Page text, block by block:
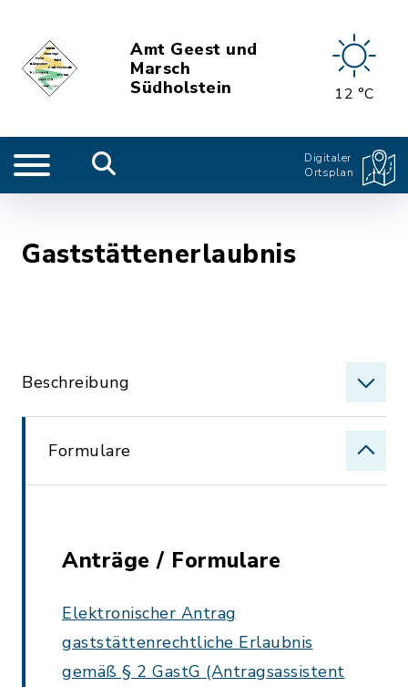
Amt Geest und
Marsch
Südholstein
12 °C
Digitaler
Ortsplan
Gaststättenerlaubnis
Beschreibung
Formulare
Anträge / Formulare
Elektronischer Antrag
gaststättenrechtliche Erlaubnis
gemäß § 2 GastG (Antragsassistent